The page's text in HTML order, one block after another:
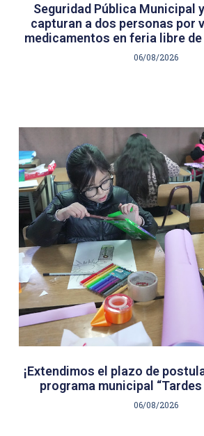
Seguridad Pública Municipal
capturan a dos personas por
medicamentos en feria libre
06/08/2026
¡Extendimos el plazo de
programa municipal “Tardes
06/08/2026